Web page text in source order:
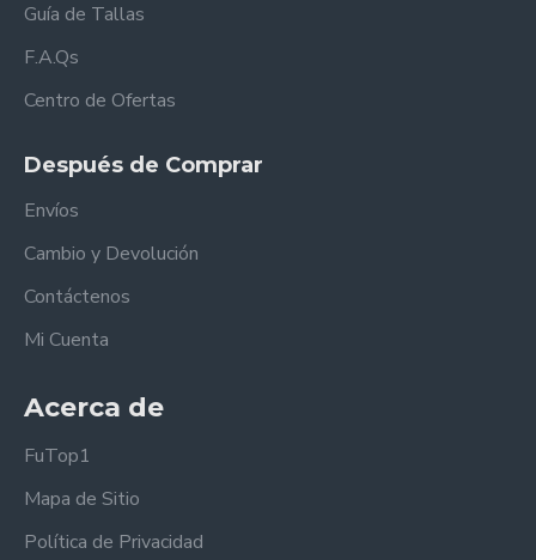
Guía de Tallas
F.A.Qs
Centro de Ofertas
Después de Comprar
Envíos
Cambio y Devolución
Contáctenos
Mi Cuenta
Acerca de
FuTop1
Mapa de Sitio
Política de Privacidad